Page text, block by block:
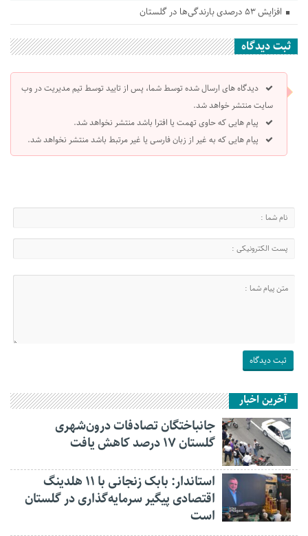
افزایش ۵۳ درصدی بارندگی‌ها در گلستان
ثبت دیدگاه
دیدگاه های ارسال شده توسط شما، پس از تایید توسط تیم مدیریت در وب
سایت منتشر خواهد شد.
پیام هایی که حاوی تهمت یا افترا باشد منتشر نخواهد شد.
پیام هایی که به غیر از زبان فارسی یا غیر مرتبط باشد منتشر نخواهد شد.
آخرین اخبار
جانباختگان تصادفات درون‌شهری
گلستان ۱۷ درصد کاهش یافت
استاندار: بابک زنجانی با ۱۱ هلدینگ
اقتصادی پیگیر سرمایه‌گذاری در گلستان
است